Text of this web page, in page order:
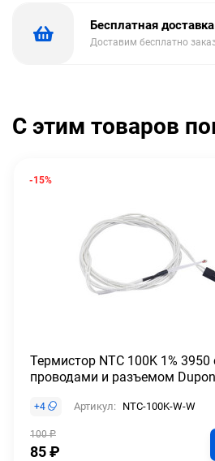
Бесплатная доставка
Доставим бесплатно
С этим товаров
-15%
Термистор NTC 100K 1% 3950
проводами и разъемом
+4 Артикул: NTC-100K-W-W
100₽
85₽